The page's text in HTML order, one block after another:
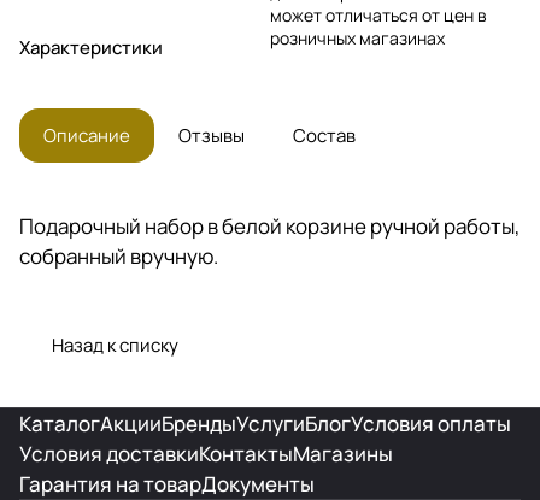
Характеристики
может отличаться от цен в
розничных магазинах
Описание Отзывы Состав
Подарочный набор в белой корзине ручной работы,
собранный вручную.
Назад к списку
КаталогАкцииБрендыУслугиБлогУсловия оплаты
Условия доставкиКонтактыМагазины
Гарантия на товарДокументы